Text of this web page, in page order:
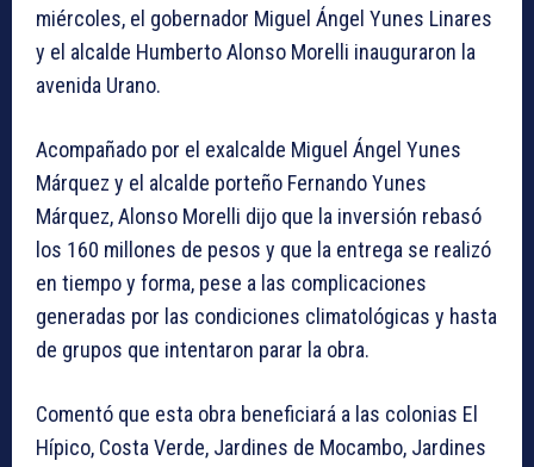
miércoles, el gobernador Miguel Ángel Yunes Linares
y el alcalde Humberto Alonso Morelli inauguraron la
avenida Urano.
Acompañado por el exalcalde Miguel Ángel Yunes
Márquez y el alcalde porteño Fernando Yunes
Márquez, Alonso Morelli dijo que la inversión rebasó
los 160 millones de pesos y que la entrega se realizó
en tiempo y forma, pese a las complicaciones
generadas por las condiciones climatológicas y hasta
de grupos que intentaron parar la obra.
Comentó que esta obra beneficiará a las colonias El
Hípico, Costa Verde, Jardines de Mocambo, Jardines